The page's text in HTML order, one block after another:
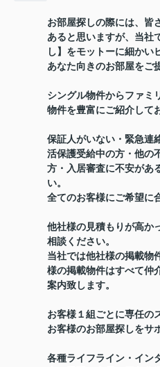
お部屋探しの際には、皆
あると思いますが、当社
し】をモットーに細かい
あなた向きのお部屋をご
シングル物件からファミ
物件を豊富にご紹介して
保証人がいない・緊急連
活保護受給中の方・他の
方・入居審査に不安があ
い。
全てのお客様にご希望に
他社様の見積もりが高か
相談ください。
当社では他社様の掲載物
様の掲載物件はすべて仲
案内致します。
お客様１組ごとに専任の
お客様のお部屋探しをサ
各種ライフライン・イン